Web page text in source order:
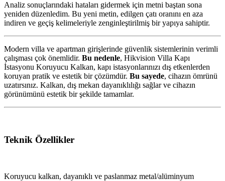
Analiz sonuçlarındaki hataları gidermek için metni baştan sona
yeniden düzenledim. Bu yeni metin, edilgen çatı oranını en aza
indiren ve geçiş kelimeleriyle zenginleştirilmiş bir yapıya sahiptir.
Modern villa ve apartman girişlerinde güvenlik sistemlerinin verimli
çalışması çok önemlidir. Bu nedenle, Hikvision Villa Kapı
İstasyonu Koruyucu Kalkan, kapı istasyonlarınızı dış etkenlerden
koruyan pratik ve estetik bir çözümdür. Bu sayede, cihazın ömrünü
uzatırsınız. Kalkan, dış mekan dayanıklılığı sağlar ve cihazın
görünümünü estetik bir şekilde tamamlar.
Teknik Özellikler
Koruyucu kalkan, dayanıklı ve paslanmaz metal/alüminyum